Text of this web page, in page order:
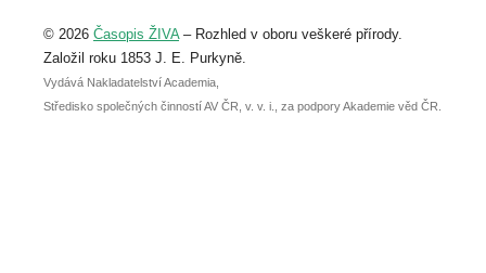
abstraktu přihlášené přednášky nebo
posteru je už 30. června.
© 2026 Časopis ŽIVA– Rozhled v oboru veškeré přírody.
Založil roku 1853 J. E. Purkyně.
Vydává Nakladatelství Academia,
Středisko společných činností AV ČR, v. v. i., za podpory Akademie věd ČR.